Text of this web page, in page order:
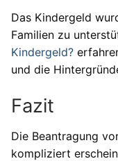
Das Kindergeld
Familien zu
Kindergeld?
und die
Fazit
Die Beantragung
kompliziert